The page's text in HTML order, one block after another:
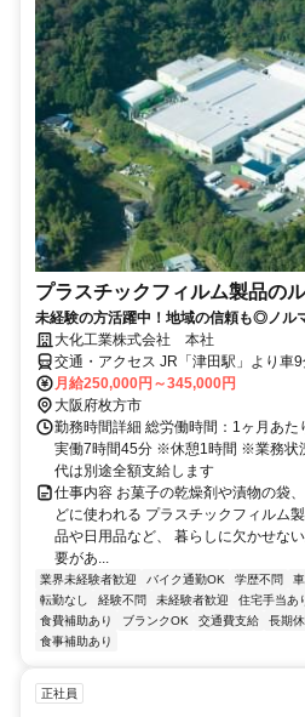
プラスチックフィルム製品の
未経験の方活躍中！地域の信頼も◎ノル
大化工業株式会社 本社
交通・アクセス JR「津田駅」より車
駅」より車14分
月給250,000円～345,000円
大阪府枚方市
勤務時間詳細 総労働時間：1ヶ月あ
実働7時間45分 ※休憩1時間 ※業務状
代は別途全額支給します
仕事内容 お菓子の乾燥剤や漬物の袋
どに使われる プラスチックフィルム
品や日用品など、 暮らしに欠かせな
要があ...
業界未経験者歓迎 バイク通勤OK 学歴不問
転勤なし
経験不問 未経験者歓迎 住宅手当あ
食費補助あり
ブランクOK 交通費支給 長期
食事補助あり
正社員